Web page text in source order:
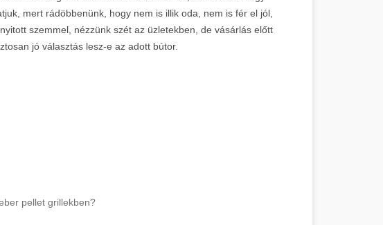
mert rádöbbenünk, hogy nem is illik oda, nem is fér el jól,
szemmel, nézzünk szét az üzletekben, de vásárlás előtt
jó választás lesz-e az adott bútor.
pellet grillekben?